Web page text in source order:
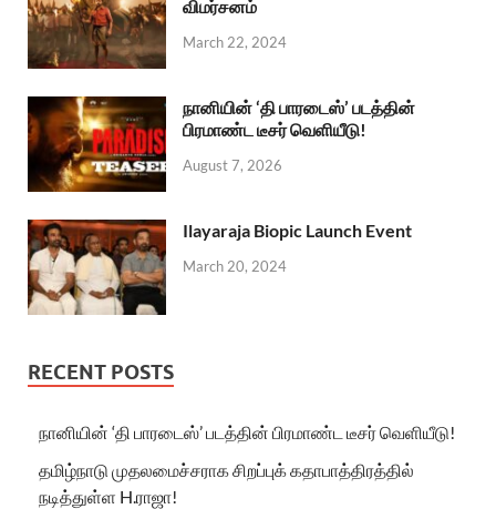
விமர்சனம்
March 22, 2024
நானியின் ‘தி பாரடைஸ்’ படத்தின்
பிரமாண்ட டீசர் வெளியீடு!
August 7, 2026
Ilayaraja Biopic Launch Event
March 20, 2024
RECENT POSTS
நானியின் ‘தி பாரடைஸ்’ படத்தின் பிரமாண்ட டீசர் வெளியீடு!
தமிழ்நாடு முதலமைச்சராக சிறப்புக் கதாபாத்திரத்தில்
நடித்துள்ள H.ராஜா!